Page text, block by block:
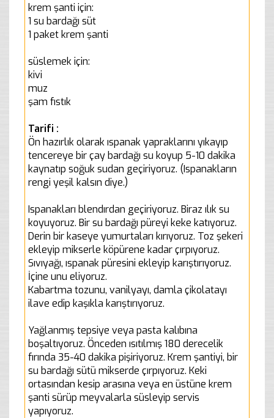
krem şanti için:
1 su bardağı süt
1 paket krem şanti
süslemek için:
kivi
muz
şam fıstık
Tarifi :
Ön hazırlık olarak ıspanak yapraklarını yıkayıp
tencereye bir çay bardağı su koyup 5-10 dakika
kaynatıp soğuk sudan geçiriyoruz. (Ispanakların
rengi yeşil kalsın diye.)
Ispanakları blendırdan geçiriyoruz. Biraz ılık su
koyuyoruz. Bir su bardağı püreyi keke katıyoruz.
Derin bir kaseye yumurtaları kırıyoruz. Toz şekeri
ekleyip mikserle köpürene kadar çırpıyoruz.
Sıvıyağı, ıspanak püresini ekleyip karıştırıyoruz.
İçine unu eliyoruz.
Kabartma tozunu, vanilyayı, damla çikolatayı
ilave edip kaşıkla karıştırıyoruz.
Yağlanmış tepsiye veya pasta kalıbına
boşaltıyoruz. Önceden ısıtılmış 180 derecelik
fırında 35-40 dakika pişiriyoruz. Krem şantiyi, bir
su bardağı sütü mikserde çırpıyoruz. Keki
ortasından kesip arasına veya en üstüne krem
şanti sürüp meyvalarla süsleyip servis
yapıyoruz.